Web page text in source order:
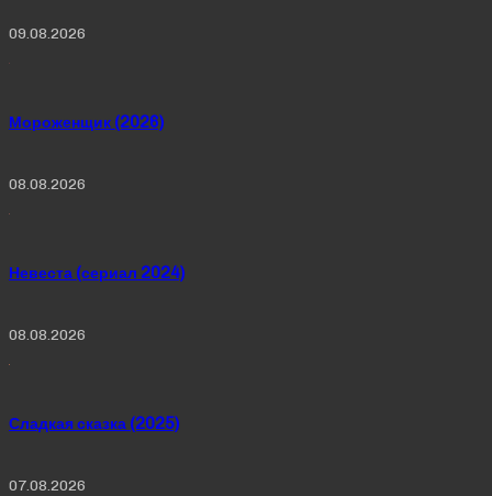
09.08.2026
Мороженщик (2026)
08.08.2026
Невеста (сериал 2024)
08.08.2026
Сладкая сказка (2025)
07.08.2026